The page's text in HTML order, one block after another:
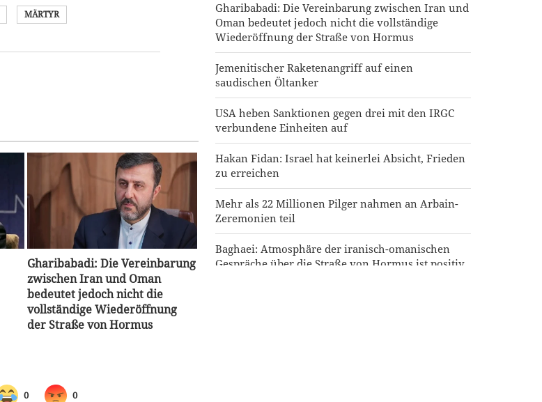
MÄRTYR
Gharibabadi: Die Vereinbarung
zwischen Iran und Oman
bedeutet jedoch nicht die
vollständige Wiederöffnung
der Straße von Hormus
Gharibabadi: Die Vereinbarung zwischen Iran und
Oman bedeutet jedoch nicht die vollständige
Wiederöffnung der Straße von Hormus
Jemenitischer Raketenangriff auf einen
saudischen Öltanker
USA heben Sanktionen gegen drei mit den IRGC
verbundene Einheiten auf
Hakan Fidan: Israel hat keinerlei Absicht, Frieden
zu erreichen
Mehr als 22 Millionen Pilger nahmen an Arbain-
Zeremonien teil
Baghaei: Atmosphäre der iranisch-omanischen
Gespräche über die Straße von Hormus ist positiv